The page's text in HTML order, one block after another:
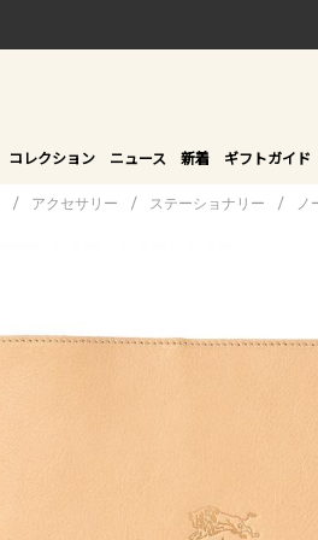
コレクション ニュース 新着 ギフトガイド
/ アクセサリー / ステーショナリー / ノ